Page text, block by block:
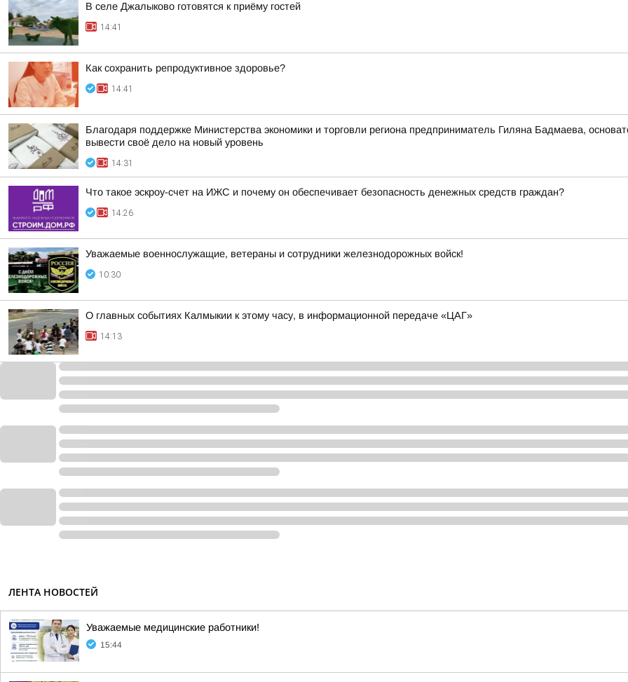
В селе Джалыково готовятся к приёму гостей
14:41
Как сохранить репродуктивное здоровье?
14:41
Благодаря поддержке Министерства экономики и торговли региона предприниматель Гиляна Бадмаева,
вывести своё дело на новый уровень
14:31
Что такое эскроу-счет на ИЖС и почему он обеспечивает безопасность денежных средств граждан?
14:26
Уважаемые военнослужащие, ветераны и сотрудники железнодорожных войск!
10:30
О главных событиях Калмыкии к этому часу, в информационной передаче «ЦАГ»
14:13
ЛЕНТА НОВОСТЕЙ
Уважаемые медицинские работники!
15:44